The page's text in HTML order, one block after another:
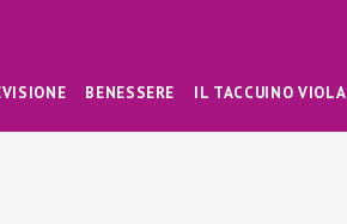
BENESSERE IL TACCUINO VIOLA